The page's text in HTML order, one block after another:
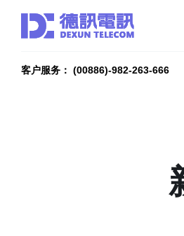
客户服务： (00886)-982-263-666